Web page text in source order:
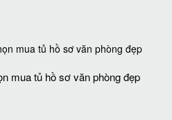
mua tủ hồ sơ văn phòng đẹp